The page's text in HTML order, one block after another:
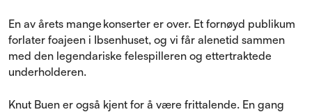
En av årets mange konserter er over. Et fornøyd publikum
forlater foajeen i Ibsenhuset, og vi får alenetid sammen
med den legendariske felespilleren og ettertraktede
underholderen.
Knut Buen er også kjent for å være frittalende. En gang